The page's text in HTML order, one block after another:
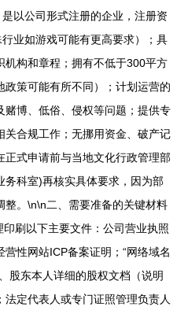
以公司形式注册的企业，注册资
业如游戏可能有更高要求）；具
机构和章程；拥有不低于300平方
策可能有所不同）；计划运营的
赌博、低俗、侵权等问题；提供专
关合规工作；无挪用资金、破产记
式申请前与当地文化行政管理部
务科室)再核实具体要求，因为部
整。\n\n二、需要准备的关键材料
印刷以下主要文件：公司营业执照
营性网站ICP备案证明；“网络域名
股东本人详细的股权文档（说明
定代表人或专门证照管理负责人